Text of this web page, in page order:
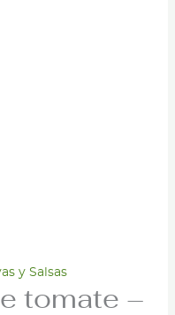
y Salsas
tomate –